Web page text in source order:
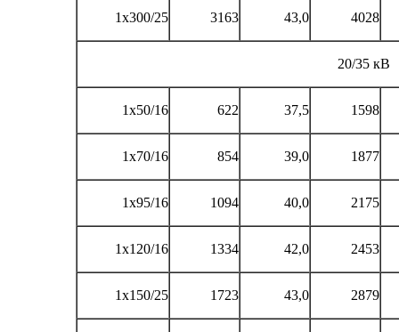
1x300/25 3163 43,0 4028
20/35 кВ
1x50/16 622 37,5 1598
1x70/16 854 39,0 1877
1x95/16 1094 40,0 2175
1x120/16 1334 42,0 2453
1x150/25 1723 43,0 2879